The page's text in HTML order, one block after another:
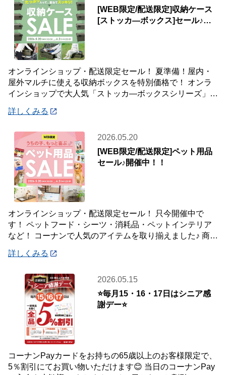
[WEB限定/配送限定]収納ケース
[ストッカ―ボックス]セール♪屋
オンラインショップ・配送限定セール！ 夏準備！屋内・
屋外マルチに使える収納ボックスを特別価格で！ オンラ
インショップで大人気「ストッカ―ボックスシリーズ」
詳しくみる
2026.05.20
[WEB限定/配送限定]ペット用品
セール♪開催中！！
オンラインショップ・配送限定セール！ 只今開催中で
す！ ペットフード・シーツ・消耗品・ペットインテリア
など！ コーナンで人気のアイテムを取り揃えました♪ 商品
詳しくみる
2026.05.15
⭐毎月15・16・17日はシニア感
謝デー⭐
コーナンPayカードをお持ちの65歳以上のお客様限定で、
5％割引にてお買い物いただけます😊 当日のコーナンPay